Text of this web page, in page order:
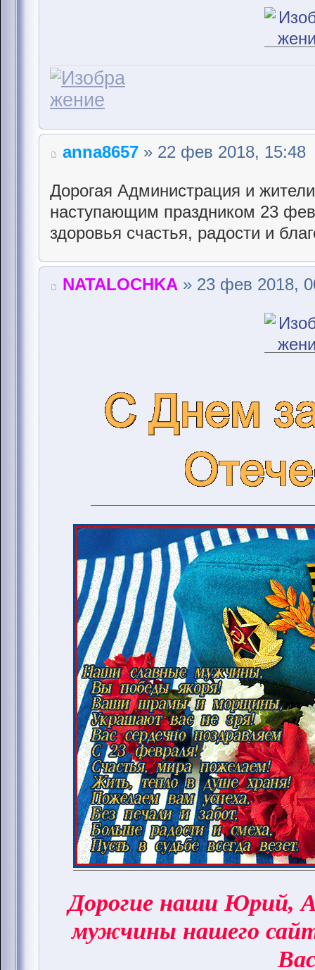
anna8657 » 22 фев 2018, 15:48
Дорогая Администрация и
наступающим праздником 23
здоровья счастья, радости и
NATALOCHKA » 23 фев 2018,
Дорогие наши Юрий,
мужчины нашего